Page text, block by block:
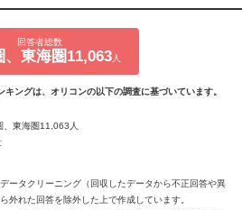
回答者総数
、東海圏11,063人
ングは、オリコンの以下の調査に基づいています。
、東海圏11,063人
ータクリーニング（回収したデータから不正回答や異
外れた回答を除外した上で作成しています。